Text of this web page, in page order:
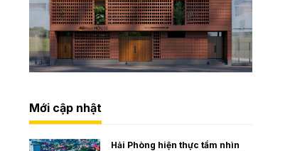
Mới cập nhật
Hải Phòng hiện thực tầm nhìn